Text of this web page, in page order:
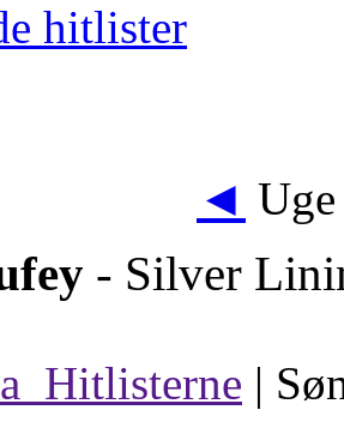
hitlister
◄
- Silver
|